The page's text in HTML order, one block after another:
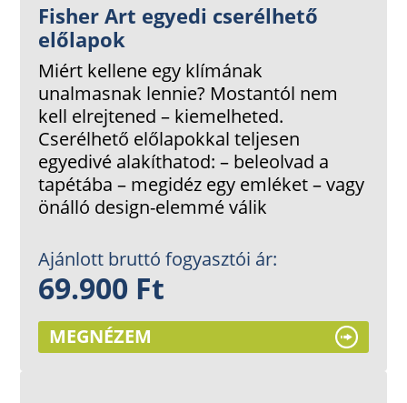
Fisher Art egyedi cserélhető
előlapok
Miért kellene egy klímának
unalmasnak lennie? Mostantól nem
kell elrejtened – kiemelheted.
Cserélhető előlapokkal teljesen
egyedivé alakíthatod: – beleolvad a
tapétába – megidéz egy emléket – vagy
önálló design-elemmé válik
Ajánlott bruttó fogyasztói ár:
69.900 Ft
MEGNÉZEM